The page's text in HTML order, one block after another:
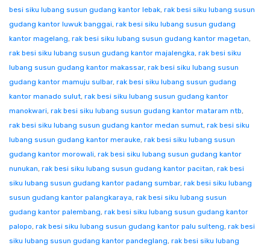
besi siku lubang susun gudang kantor lebak, rak besi siku lubang susun
gudang kantor luwuk banggai, rak besi siku lubang susun gudang
kantor magelang, rak besi siku lubang susun gudang kantor magetan,
rak besi siku lubang susun gudang kantor majalengka, rak besi siku
lubang susun gudang kantor makassar, rak besi siku lubang susun
gudang kantor mamuju sulbar, rak besi siku lubang susun gudang
kantor manado sulut, rak besi siku lubang susun gudang kantor
manokwari, rak besi siku lubang susun gudang kantor mataram ntb,
rak besi siku lubang susun gudang kantor medan sumut, rak besi siku
lubang susun gudang kantor merauke, rak besi siku lubang susun
gudang kantor morowali, rak besi siku lubang susun gudang kantor
nunukan, rak besi siku lubang susun gudang kantor pacitan, rak besi
siku lubang susun gudang kantor padang sumbar, rak besi siku lubang
susun gudang kantor palangkaraya, rak besi siku lubang susun
gudang kantor palembang, rak besi siku lubang susun gudang kantor
palopo, rak besi siku lubang susun gudang kantor palu sulteng, rak besi
siku lubang susun gudang kantor pandeglang, rak besi siku lubang